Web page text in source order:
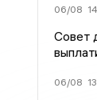
06/08
Совет
06/08